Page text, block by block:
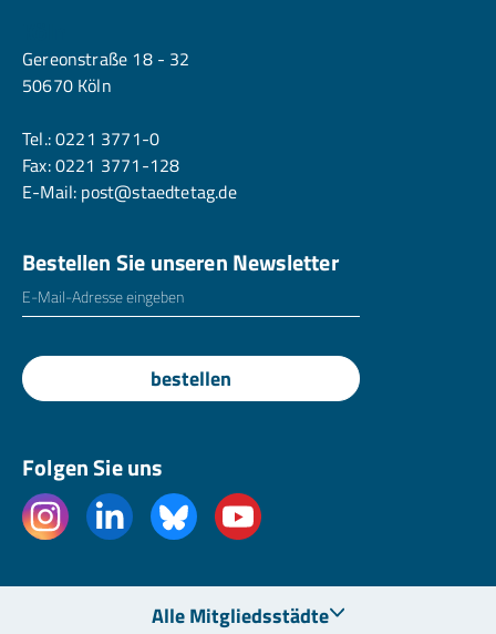
Gereonstraße 18 - 32
50670 Köln
Tel.:0221 3771-0
Fax: 0221 3771-128
E-Mail: post@staedtetag.de
Bestellen Sie unseren Newsletter
E-Mailadresse
bestellen
Folgen Sie uns
Alle Mitgliedsstädte